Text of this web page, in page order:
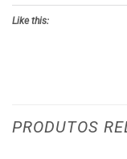
Like this:
PRODUTOS